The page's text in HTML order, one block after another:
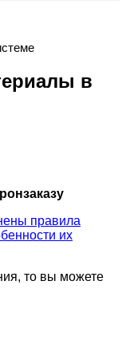
в
правила
их
то вы можете